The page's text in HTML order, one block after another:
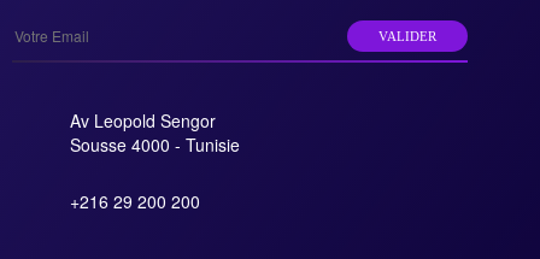
VALIDER
Av Leopold Sengor
Sousse 4000 - Tunisie
+216 29 200 200